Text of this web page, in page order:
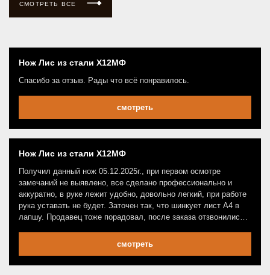
СМОТРЕТЬ ВСЕ
Нож Лис из стали Х12МФ
Спасибо за отзыв. Рады что всё понравилось.
смотреть
Нож Лис из стали Х12МФ
Получил данный нож 05.12.2025г., при первом осмотре
замечаний не выявлено, все сделано профессионально и
аккуратно, в руке лежит удобно, довольно легкий, при работе
рука уставать не будет. Заточен так, что шинкует лист А4 в
лапшу. Продавец тоже порадовал, после заказа отзвонились,
смотреть